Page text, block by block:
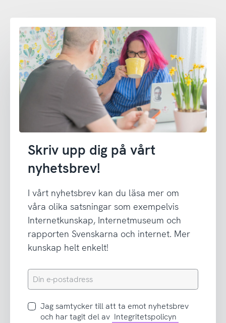
Skriv upp dig på vårt
nyhetsbrev!
I vårt nyhetsbrev kan du läsa mer om
våra olika satsningar som exempelvis
Internetkunskap, Internetmuseum och
rapporten Svenskarna och internet. Mer
kunskap helt enkelt!
Din
e-
Jag
samtycker
Jag samtycker till att ta emot nyhetsbrev
och har tagit del av Integritetspolicyn